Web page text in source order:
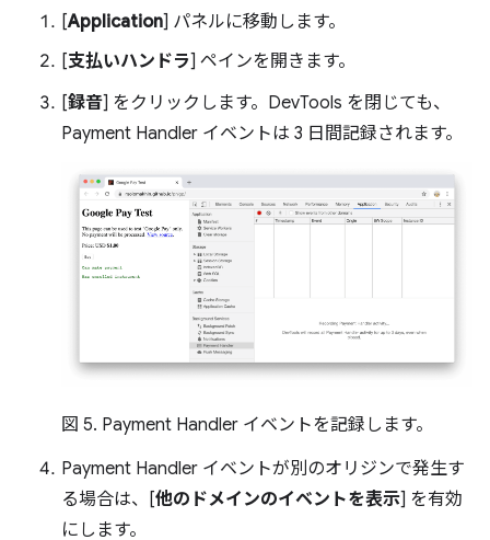
[Application] パネルに移動します。
[支払いハンドラ] ペインを開きます。
[録音] をクリックします。DevTools を閉じても、
Payment Handler イベントは 3 日間記録されます。
図 5. Payment Handler イベントを記録します。
Payment Handler イベントが別のオリジンで発生す
る場合は、[他のドメインのイベントを表示] を有効
にします。